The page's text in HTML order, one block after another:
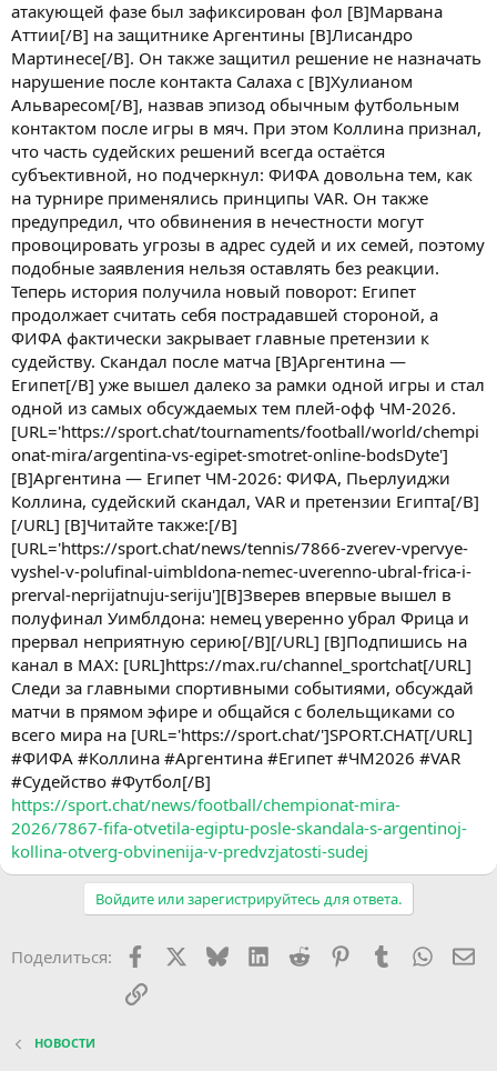
атакующей фазе был зафиксирован фол [B]Марвана
Аттии[/B] на защитнике Аргентины [B]Лисандро
Мартинесе[/B]. Он также защитил решение не назначать
нарушение после контакта Салаха с [B]Хулианом
Альваресом[/B], назвав эпизод обычным футбольным
контактом после игры в мяч. При этом Коллина признал,
что часть судейских решений всегда остаётся
субъективной, но подчеркнул: ФИФА довольна тем, как
на турнире применялись принципы VAR. Он также
предупредил, что обвинения в нечестности могут
провоцировать угрозы в адрес судей и их семей, поэтому
подобные заявления нельзя оставлять без реакции.
Теперь история получила новый поворот: Египет
продолжает считать себя пострадавшей стороной, а
ФИФА фактически закрывает главные претензии к
судейству. Скандал после матча [B]Аргентина —
Египет[/B] уже вышел далеко за рамки одной игры и стал
одной из самых обсуждаемых тем плей-офф ЧМ-2026.
[URL='https://sport.chat/tournaments/football/world/chempi
onat-mira/argentina-vs-egipet-smotret-online-bodsDyte']
[B]Аргентина — Египет ЧМ-2026: ФИФА, Пьерлуиджи
Коллина, судейский скандал, VAR и претензии Египта[/B]
[/URL] [B]Читайте также:[/B]
[URL='https://sport.chat/news/tennis/7866-zverev-vpervye-
vyshel-v-polufinal-uimbldona-nemec-uverenno-ubral-frica-i-
prerval-neprijatnuju-seriju'][B]Зверев впервые вышел в
полуфинал Уимблдона: немец уверенно убрал Фрица и
прервал неприятную серию[/B][/URL] [B]Подпишись на
канал в MAX: [URL]https://max.ru/channel_sportchat[/URL]
Следи за главными спортивными событиями, обсуждай
матчи в прямом эфире и общайся с болельщиками со
всего мира на [URL='https://sport.chat/']SPORT.CHAT[/URL]
#ФИФА #Коллина #Аргентина #Египет #ЧМ2026 #VAR
#Судейство #Футбол[/B]
https://sport.chat/news/football/chempionat-mira-
2026/7867-fifa-otvetila-egiptu-posle-skandala-s-argentinoj-
kollina-otverg-obvinenija-v-predvzjatosti-sudej
Войдите или зарегистрируйтесь для ответа.
Поделиться: FacebookX (Twitter)
BlueskyLinkedIn
Reddit PinterestTumblr
Ссылка
НОВОСТИ